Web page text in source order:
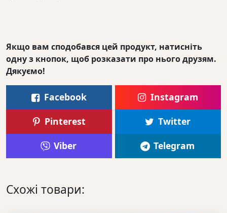
Якщо вам сподобався цей продукт, натисніть
одну з кнопок, щоб розказати про нього друзям.
Дякуємо!
Facebook
Instagram
Pinterest
Twitter
Viber
Telegram
Схожі товари: